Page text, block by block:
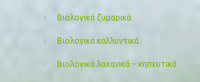
Βιολογικά ζυμαρικά
Βιολογικά καλλυντικά
Βιολογικά λαχανικά – κηπευτικά